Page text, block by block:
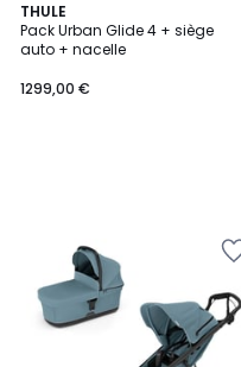
THULE
Pack Urban Glide 4 + siège
auto + nacelle
1299,00 €